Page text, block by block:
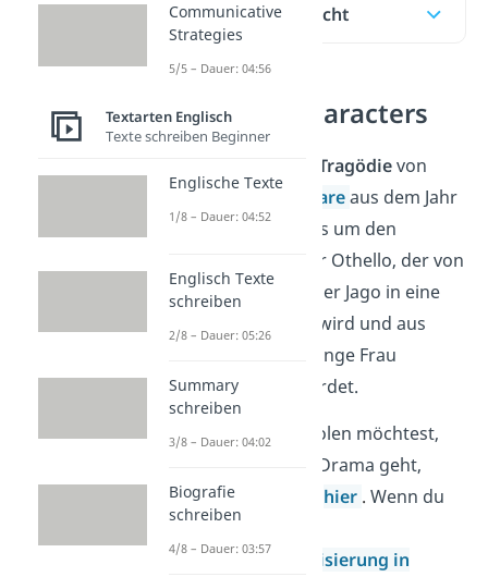
Inhaltsübersicht
Othello – Characters
Tragödievon
William Shakespeareaus dem Jahr
1604. Darin geht es um den
Schwarzen Offizier Othello, der von
seinem Unteroffizier Jago in eine
Intrige verwickelt wird und aus
seine junge Frau
Desdemona ermordet.
Wenn du wiederholen möchtest,
worum es in dem Drama geht,
dann klick einfach hier . Wenn du
eine gute
OthelloCharakterisierung in
Communicative
Strategies
5/5 – Dauer: 04:56
Textarten Englisch
Texte schreiben Beginner
Englische Texte
1/8 – Dauer: 04:52
Englisch Texte
schreiben
2/8 – Dauer: 05:26
Summary
schreiben
3/8 – Dauer: 04:02
Biografie
schreiben
4/8 – Dauer: 03:57